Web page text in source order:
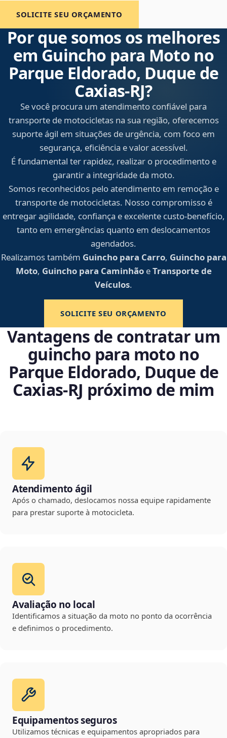
SOLICITE SEU ORÇAMENTO
Por que somos os melhores
em Guincho para Moto no
Parque Eldorado, Duque de
Caxias‑RJ?
Se você procura um atendimento confiável para
transporte de motocicletas na sua região, oferecemos
suporte ágil em situações de urgência, com foco em
segurança, eficiência e valor acessível.
É fundamental ter rapidez, realizar o procedimento e
garantir a integridade da moto.
Somos reconhecidos pelo atendimento em remoção e
transporte de motocicletas. Nosso compromisso é
entregar agilidade, confiança e excelente custo-benefício,
tanto em emergências quanto em deslocamentos
agendados.
Realizamos também Guincho para Carro, Guincho para
Moto, Guincho para CaminhãoeTransporte de
Veículos.
SOLICITE SEU ORÇAMENTO
Vantagens de contratar um
guincho para moto no
Parque Eldorado, Duque de
Caxias‑RJ próximo de mim
Atendimento ágil
Após o chamado, deslocamos nossa equipe rapidamente
para prestar suporte à motocicleta.
Avaliação no local
Identificamos a situação da moto no ponto da ocorrência
e definimos o procedimento.
Equipamentos seguros
Utilizamos técnicas e equipamentos apropriados para